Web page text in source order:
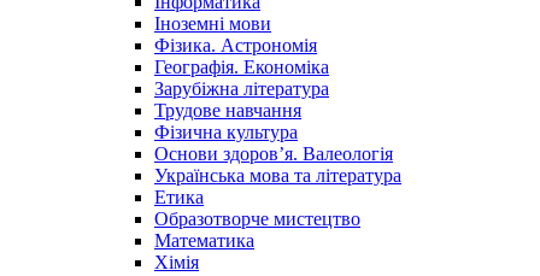
Іноземні мови
Фізика. Астрономія
Географія. Економіка
Зарубіжна література
Трудове навчання
Фізична культура
Основи здоров’я. Валеологія
Українська мова та література
Етика
Образотворче мистецтво
Математика
Хімія